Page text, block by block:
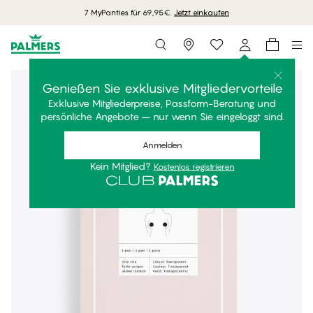
7 MyPanties für 69,95€. Jetzt einkaufen
Storefinder
Genießen Sie exklusive Mitgliedervorteile
Exklusive Mitgliederpreise, Passform-Beratung und
persönliche Angebote – nur wenn Sie eingeloggt sind.
Anmelden
Kein Mitglied? Kostenlos registrieren